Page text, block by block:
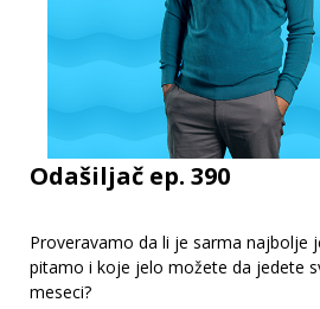
Odašiljač ep. 390
Proveravamo da li je sarma najbolje
pitamo i koje jelo možete da jedete
meseci?